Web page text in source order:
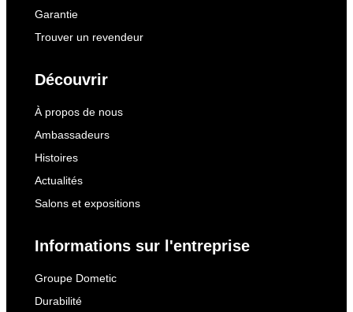
Garantie
Trouver un revendeur
Découvrir
À propos de nous
Ambassadeurs
Histoires
Actualités
Salons et expositions
Informations sur l'entreprise
Groupe Dometic
Durabilité